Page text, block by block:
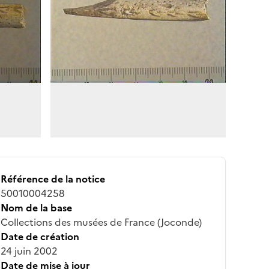
Référence de la notice
50010004258
Nom de la base
Collections des musées de France (Joconde)
Date de création
24 juin 2002
Date de mise à jour